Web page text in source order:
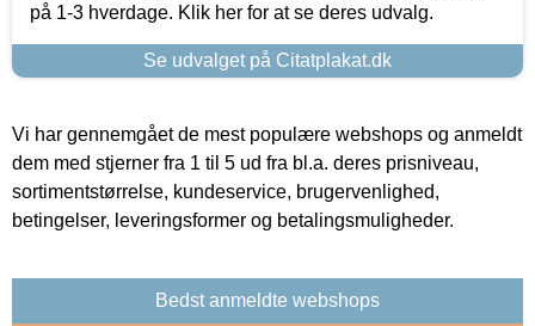
på 1-3 hverdage. Klik her for at se deres udvalg.
Se udvalget på Citatplakat.dk
Vi har gennemgået de mest populære webshops og anmeldt
dem med stjerner fra 1 til 5 ud fra bl.a. deres prisniveau,
sortimentstørrelse, kundeservice, brugervenlighed,
betingelser, leveringsformer og betalingsmuligheder.
Bedst anmeldte webshops